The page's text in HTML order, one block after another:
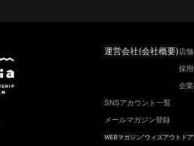
運営会社(会社概要)店
採
企
SNSアカウント一覧
メールマガジン登録
WEBマガジン“ウィズアウトドア